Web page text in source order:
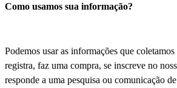
Como usamos sua informação?
Podemos usar as informações que
registra, faz uma compra, se inscreve no
responde a uma pesquisa ou comunicação